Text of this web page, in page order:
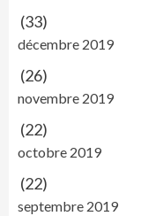
(33)
décembre 2019
(26)
novembre 2019
(22)
octobre 2019
(22)
septembre 2019